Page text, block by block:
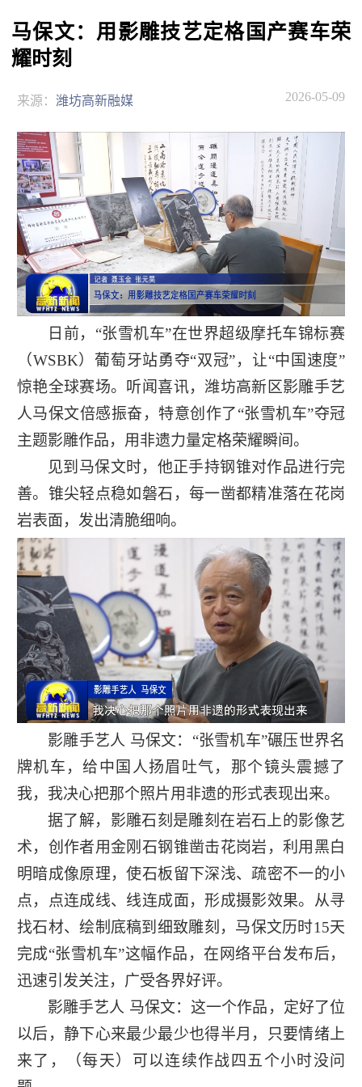
马保文：用影雕技艺定格国产赛车荣
耀时刻
来源： 潍坊高新融媒 2026-05-09
日前，“张雪机车”在世界超级摩托车锦标赛
（WSBK）葡萄牙站勇夺“双冠”，让“中国速度”
惊艳全球赛场。听闻喜讯，潍坊高新区影雕手艺
人马保文倍感振奋，特意创作了“张雪机车”夺冠
主题影雕作品，用非遗力量定格荣耀瞬间。
见到马保文时，他正手持钢锥对作品进行完
善。锥尖轻点稳如磐石，每一凿都精准落在花岗
岩表面，发出清脆细响。
影雕手艺人 马保文：“张雪机车”碾压世界名
牌机车，给中国人扬眉吐气，那个镜头震撼了
我，我决心把那个照片用非遗的形式表现出来。
据了解，影雕石刻是雕刻在岩石上的影像艺
术，创作者用金刚石钢锥凿击花岗岩，利用黑白
明暗成像原理，使石板留下深浅、疏密不一的小
点，点连成线、线连成面，形成摄影效果。从寻
找石材、绘制底稿到细致雕刻，马保文历时15天
完成“张雪机车”这幅作品，在网络平台发布后，
迅速引发关注，广受各界好评。
影雕手艺人 马保文：这一个作品，定好了位
以后，静下心来最少最少也得半月，只要情绪上
来了，（每天）可以连续作战四五个小时没问